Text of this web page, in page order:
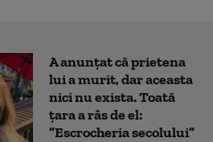
A anunțat că prietena
lui a murit, dar aceasta
nici nu exista. Toată
țara a râs de el:
”Escrocheria secolului”